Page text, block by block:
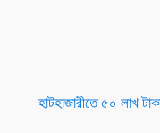
হাটহাজারীতে ৫০ লাখ